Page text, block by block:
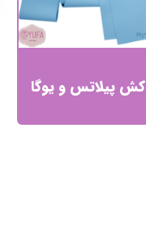
کش پیلاتس و یوگا